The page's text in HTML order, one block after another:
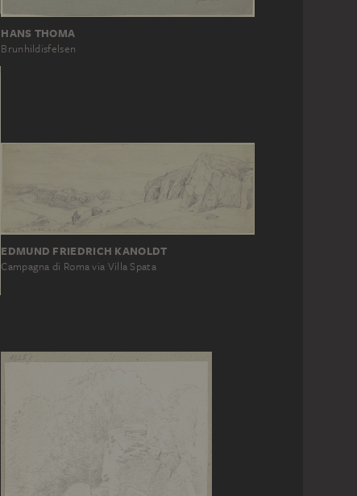
HANS THOMA
Brunhildisfelsen
EDMUND FRIEDRICH KANOLDT
Campagna di Roma via Villa Spata